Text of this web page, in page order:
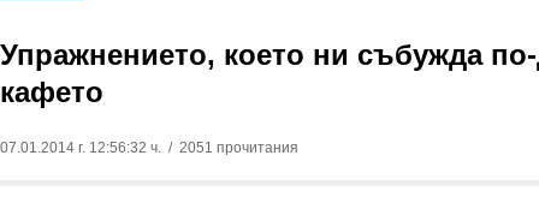
Упражнението, което ни събужда
кафето
07.01.2014 г. 12:56:32 ч. / 2051 прочитания